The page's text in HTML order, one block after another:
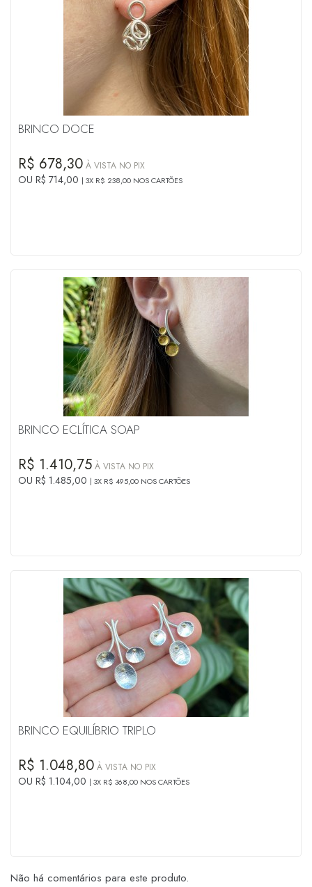
BRINCO DOCE
R$ 678,30 À VISTA NO PIX
OU R$ 714,00 3X R$ 238,00 NOS CARTÕES
BRINCO ECLÍTICA SOAP
R$ 1.410,75 À VISTA NO PIX
OU R$ 1.485,00 3X R$ 495,00 NOS CARTÕES
BRINCO EQUILÍBRIO TRIPLO
R$ 1.048,80 À VISTA NO PIX
OU R$ 1.104,00 3X R$ 368,00 NOS CARTÕES
Não há comentários para este produto.